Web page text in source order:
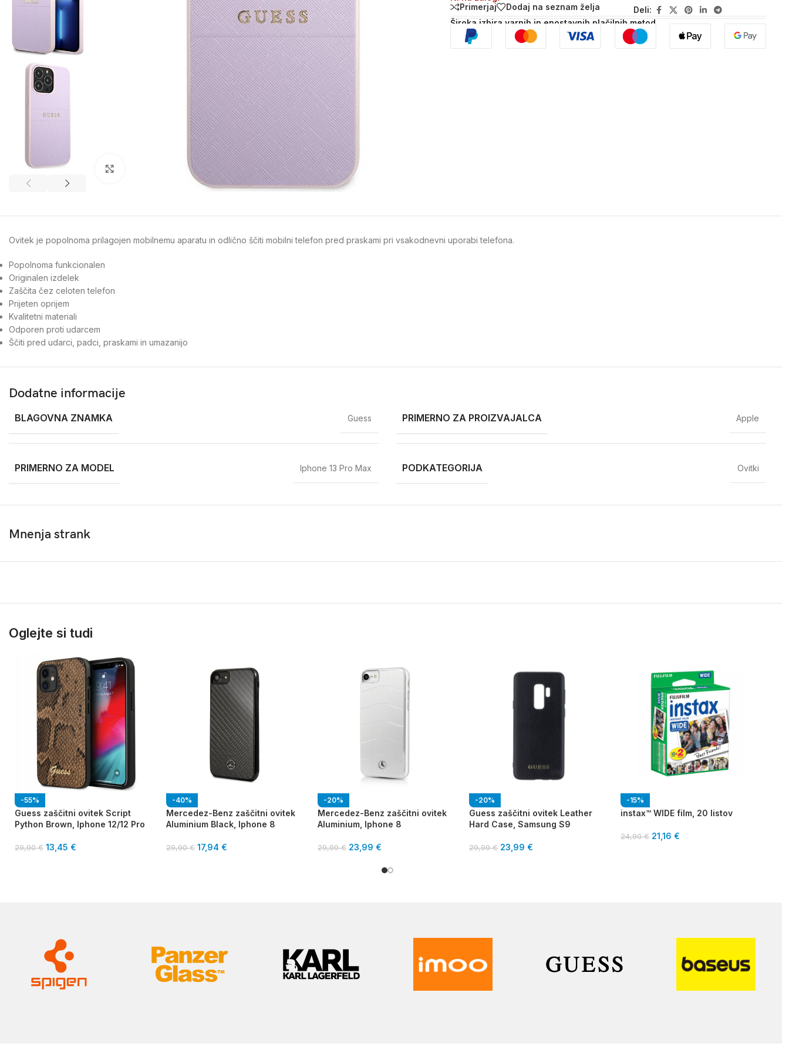
Kliknite za povečavo
Primerjaj
Dodaj na seznam želja
Deli:
Široka izbira varnih in enostavnih plačilnih metod
Ovitek je popolnoma prilagojen mobilnemu aparatu in odlično ščiti mobilni telefon pred praskami pri vsakodnevni uporabi telefona.
Popolnoma funkcionalen
Originalen izdelek
Zaščita čez celoten telefon
Prijeten oprijem
Kvalitetni materiali
Odporen proti udarcem
Ščiti pred udarci, padci, praskami in umazanijo
Dodatne informacije
BLAGOVNA ZNAMKA Guess PRIMERNO ZA PROIZVAJALCA Apple
PRIMERNO ZA MODEL Iphone 13 Pro Max PODKATEGORIJA Ovitki
Mnenja strank
Oglejte si tudi
-55%
Guess zaščitni ovitek Script
Python Brown, Iphone 12/12 Pro
29,90€ 13,45 €
-40%
Mercedez-Benz zaščitni ovitek
Aluminium Black, Iphone 8
29,90€ 17,94 €
-20%
Mercedez-Benz zaščitni ovitek
Aluminium, Iphone 8
29,99€ 23,99 €
-20%
Guess zaščitni ovitek Leather
Hard Case, Samsung S9
29,99€ 23,99 €
-15%
instax™ WIDE film, 20 listov
24,90€ 21,16 €